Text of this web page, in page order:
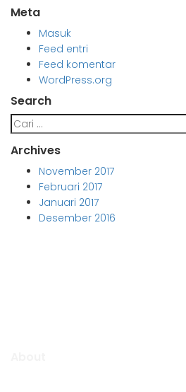
Meta
Masuk
Feed entri
Feed komentar
WordPress.org
Search
Cari
untuk:
Archives
November 2017
Februari 2017
Januari 2017
Desember 2016